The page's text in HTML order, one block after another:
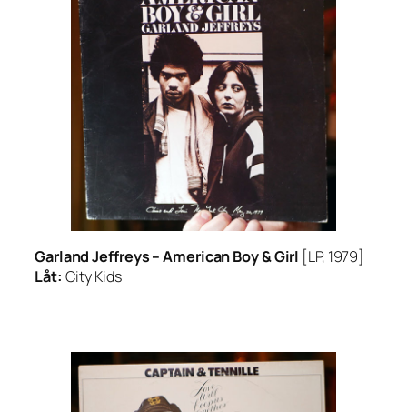
Garland Jeffreys –American Boy & Girl [LP, 1979]
Låt: City Kids